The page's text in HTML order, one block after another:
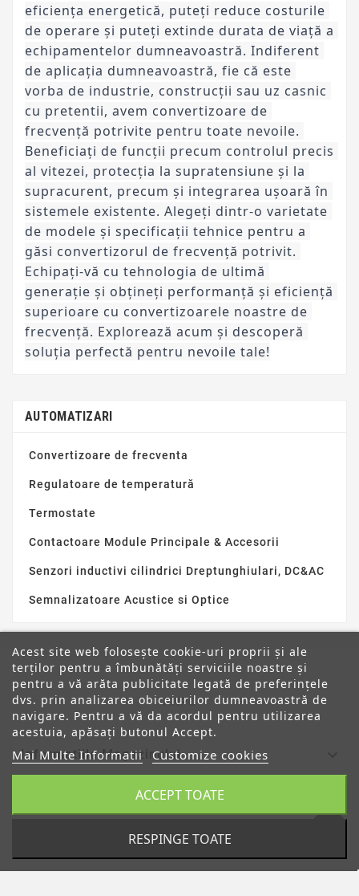
eficiența energetică, puteți reduce costurile
de operare și puteți extinde durata de viață a
echipamentelor dumneavoastră. Indiferent
de aplicația dumneavoastră, fie că este
vorba de industrie, construcții sau uz casnic
cu pretentii, avem convertizoare de
frecvență potrivite pentru toate nevoile.
Beneficiați de funcții precum controlul precis
al vitezei, protecția la supratensiune și la
supracurent, precum și integrarea ușoară în
sistemele existente. Alegeți dintr-o varietate
de modele și specificații tehnice pentru a
găsi convertizorul de frecvență potrivit.
Echipați-vă cu tehnologia de ultimă
generație și obțineți performanță și eficiență
superioare cu convertizoarele noastre de
frecvență. Explorează acum și descoperă
soluția perfectă pentru nevoile tale!
AUTOMATIZARI
Convertizoare de frecventa
Regulatoare de temperatură
Termostate
Contactoare Module Principale & Accesorii
Senzori inductivi cilindrici Dreptunghiulari, DC&AC
Semnalizatoare Acustice si Optice
ANPC
Informatiile Magazinului
Acest site web folosește cookie-uri proprii și ale
terților pentru a îmbunătăți serviciile noastre și
pentru a vă arăta publicitate legată de preferințele
dvs. prin analizarea obiceiurilor dumneavoastră de
navigare. Pentru a vă da acordul pentru utilizarea
acestuia, apăsați butonul Accept.
Mai Multe Informatii Customize cookies
RESPINGE TOATE
ACCEPT TOATE